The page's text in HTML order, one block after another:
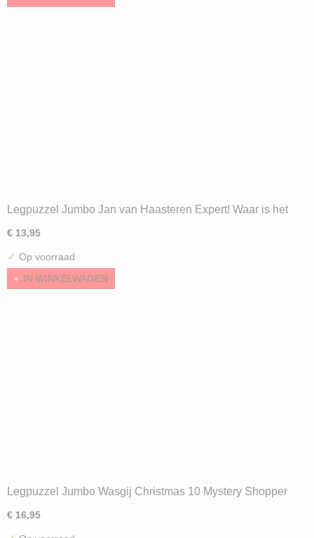
Legpuzzel Jumbo Jan van Haasteren Expert! Waar is het
€ 13,95
✓ Op voorraad
IN WINKELWAGEN
Legpuzzel Jumbo Wasgij Christmas 10 Mystery Shopper
€ 16,95